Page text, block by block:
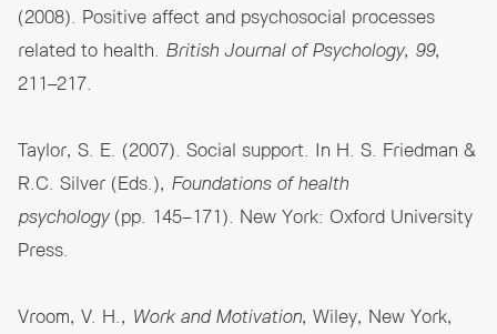
(2008). Positive affect and psychosocial processes
related to health. British Journal of Psychology, 99,
211–217.
Taylor, S. E. (2007). Social support. In H. S. Friedman &
R.C. Silver (Eds.), Foundations of health
psychology(pp. 145−171). New York: Oxford University
Press.
Vroom, V. H., Work and Motivation, Wiley, New York,